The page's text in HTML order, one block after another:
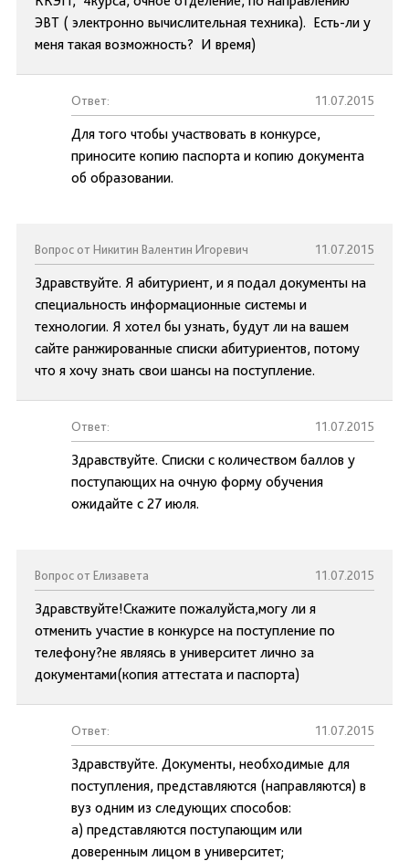
ЭВТ ( электронно вычислительная техника). Есть-ли у
меня такая возможность? И время)
Ответ: 11.07.2015
Для того чтобы участвовать в конкурсе,
приносите копию паспорта и копию документа
об образовании.
Вопрос от Никитин Валентин Игоревич 11.07.2015
Здравствуйте. Я абитуриент, и я подал документы на
специальность информационные системы и
технологии. Я хотел бы узнать, будут ли на вашем
сайте ранжированные списки абитуриентов, потому
что я хочу знать свои шансы на поступление.
Ответ: 11.07.2015
Здравствуйте. Списки с количеством баллов у
поступающих на очную форму обучения
ожидайте с 27 июля.
Вопрос от Елизавета 11.07.2015
Здравствуйте!Скажите пожалуйста,могу ли я
отменить участие в конкурсе на поступление по
телефону?не являясь в университет лично за
документами(копия аттестата и паспорта)
Ответ: 11.07.2015
Здравствуйте. Документы, необходимые для
поступления, представляются (направляются) в
вуз одним из следующих способов:
а) представляются поступающим или
доверенным лицом в университет;